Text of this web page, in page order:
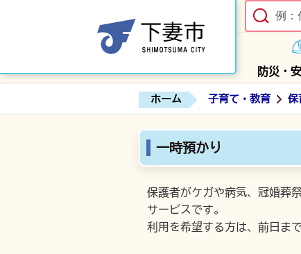
防災・
ホーム 子育て・教育 保
一時預かり
保護者がケガや病気、冠婚葬
サービスです。
利用を希望する方は、前日ま